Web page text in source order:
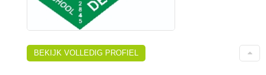
BEKIJK VOLLEDIG PROFIEL